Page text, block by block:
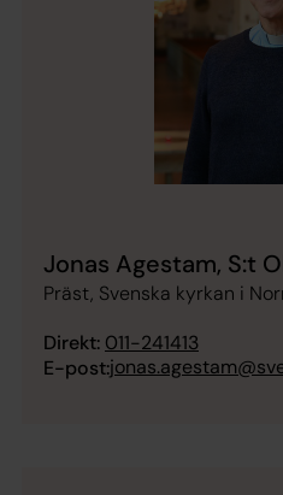
Jonas Agestam, S:t
Präst, Svenska kyrkan i
Direkt: 011-241413
E-post: